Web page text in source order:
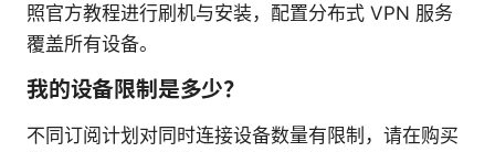
照官方教程进行刷机与安装，配置分布式 VPN 服务
覆盖所有设备。
我的设备限制是多少？
不同订阅计划对同时连接设备数量有限制，请在购买